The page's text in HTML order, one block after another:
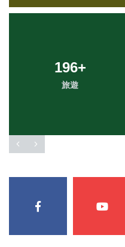
196+
旅遊